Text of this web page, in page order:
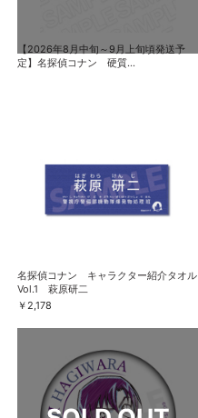
【2026年8月中旬～9月上旬頃発送予
定】名探偵コナン 硬質...
名探偵コナン キャラクター紹介タオル
Vol.1 萩原研二
￥2,178